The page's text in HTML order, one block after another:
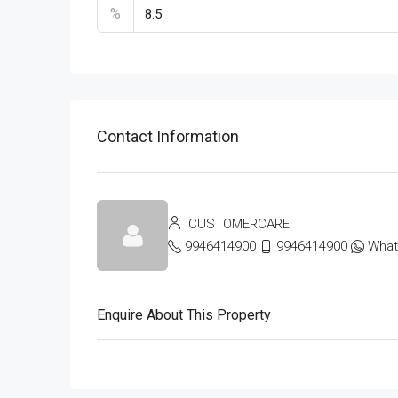
%
Contact Information
CUSTOMERCARE
9946414900
9946414900
Enquire About This Property